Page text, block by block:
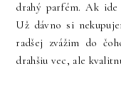
drahý parfém. Ak ide
Už dávno si
radšej zvážim do
drahšiu vec, ale